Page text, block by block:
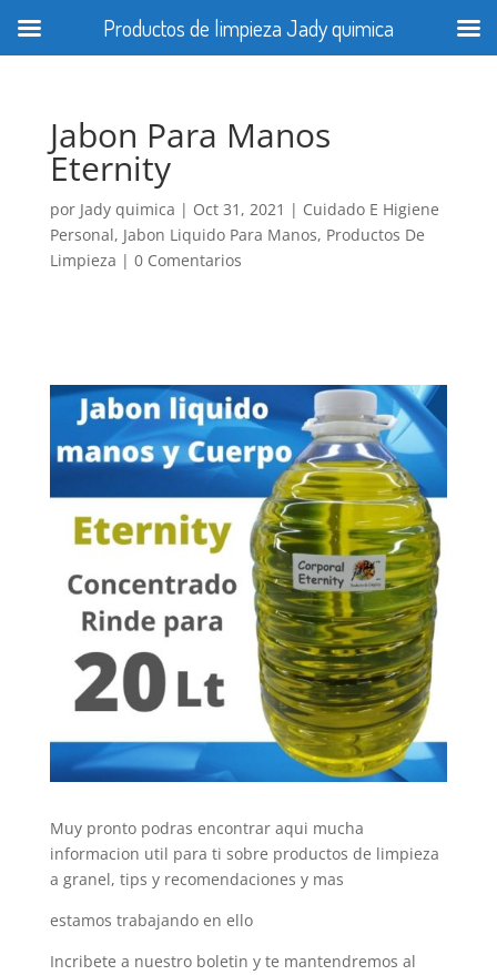
Jabon Para Manos
Eternity
por Jady quimica | Oct 31, 2021 | Cuidado E Higiene
Personal, Jabon Liquido Para Manos, Productos De
Limpieza | 0 Comentarios
Muy pronto podras encontrar aqui mucha
informacion util para ti sobre productos de limpieza
a granel, tips y recomendaciones y mas
estamos trabajando en ello
Incribete a nuestro boletin y te mantendremos al
Productos de limpieza Jady quimica